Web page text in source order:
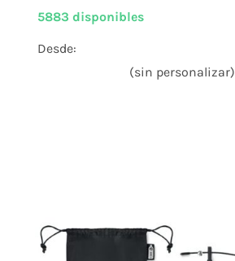
5883 disponibles
Desde:
(sin personalizar)